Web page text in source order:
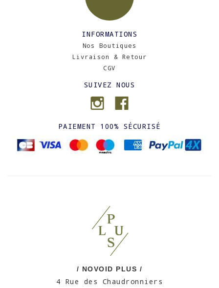
INFORMATIONS
Nos Boutiques
Livraison & Retour
CGV
SUIVEZ NOUS
PAIEMENT 100% SÉCURISÉ
/ NOVOID PLUS /
4 Rue des Chaudronniers